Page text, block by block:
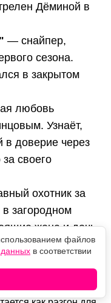
Дёминой в
— снайпер,
сезона.
в закрытом
любовь
Узнаёт,
в доверие через
своего
охотник за
загородном
жена и дочь.
а задел.
половины героев
файлов
в соответствии